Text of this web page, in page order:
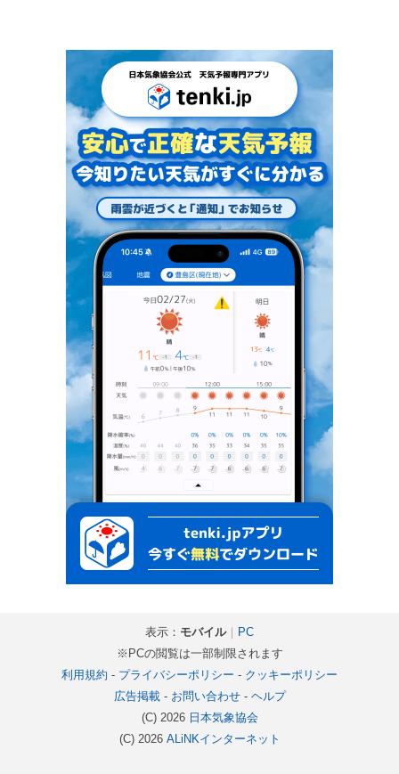
表示： モバイル｜ PC
※PCの閲覧は一部制限されます
利用規約 - プライバシーポリシー - クッキーポリシー
広告掲載- お問い合わせ- ヘルプ
(C) 2026 日本気象協会
(C) 2026 ALiNKインターネット